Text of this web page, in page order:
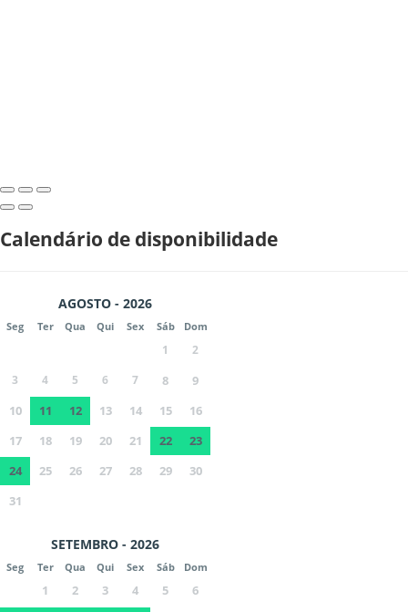
Calendário de disponibilidade
AGOSTO - 2026
Seg Ter Qua Qui Sex Sáb Dom
1
2
3
4 5 6 7 8
9
10
11 12 13 14 15
16
17
18 19 20 21 22
23
24
25 26 27 28 29
30
31
SETEMBRO - 2026
Seg Ter Qua Qui Sex Sáb Dom
1 2 3 4 5 6